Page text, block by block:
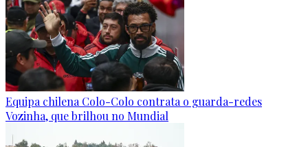
Equipa chilena Colo-Colo contrata o guarda-redes
Vozinha, que brilhou no Mundial